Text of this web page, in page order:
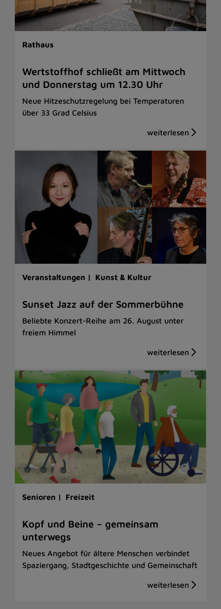
Rathaus
Wertstoffhof schließt am Mittwoch
und Donnerstag um 12.30 Uhr
Neue Hitzeschutzregelung bei Temperaturen
über 33 Grad Celsius
Veranstaltungen | Kunst & Kultur
Sunset Jazz auf der Sommerbühne
Beliebte Konzert-Reihe am 26. August unter
freiem Himmel
Senioren | Freizeit
Kopf und Beine – gemeinsam
unterwegs
Neues Angebot für ältere Menschen verbindet
Spaziergang, Stadtgeschichte und Gemeinschaft